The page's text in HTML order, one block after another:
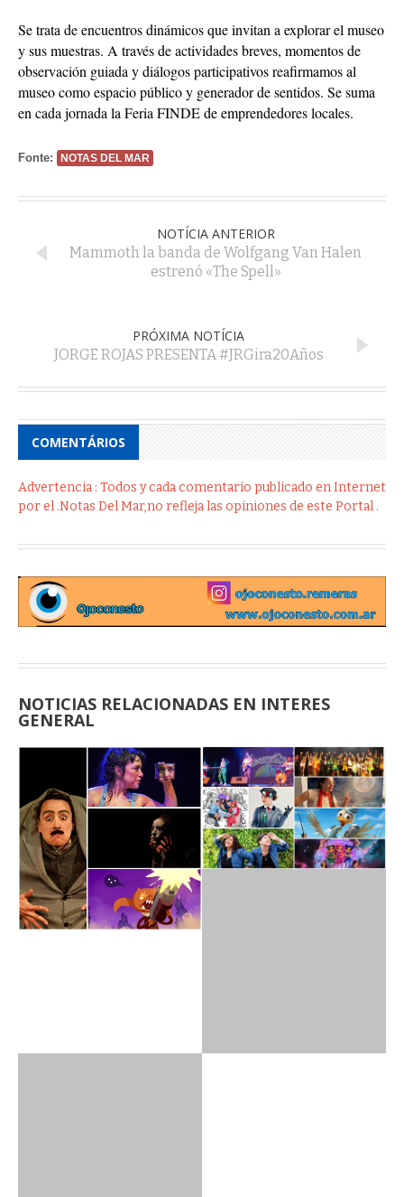
Se trata de encuentros dinámicos que invitan a explorar el museo
y sus muestras. A través de actividades breves, momentos de
observación guiada y diálogos participativos reafirmamos al
museo como espacio público y generador de sentidos. Se suma
en cada jornada la Feria FINDE de emprendedores locales.
Fonte: NOTAS DEL MAR
NOTÍCIA ANTERIOR
Mammoth la banda de Wolfgang Van Halen
estrenó «The Spell»
PRÓXIMA NOTÍCIA
JORGE ROJAS PRESENTA #JRGira20Años
COMENTÁRIOS
Advertencia : Todos y cada comentario publicado en Internet
por el .Notas Del Mar,no refleja las opiniones de este Portal .
NOTICIAS RELACIONADAS EN INTERES
GENERAL